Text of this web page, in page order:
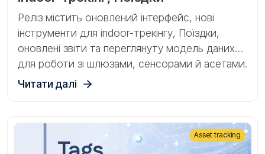
Реліз містить оновлений інтерфейс, нові
інструменти для indoor-трекінгу, Поїздки,
оновлені звіти та переглянуту модель даних
для роботи зі шлюзами, сенсорами й асетами.
Читати далі
Asset tracking